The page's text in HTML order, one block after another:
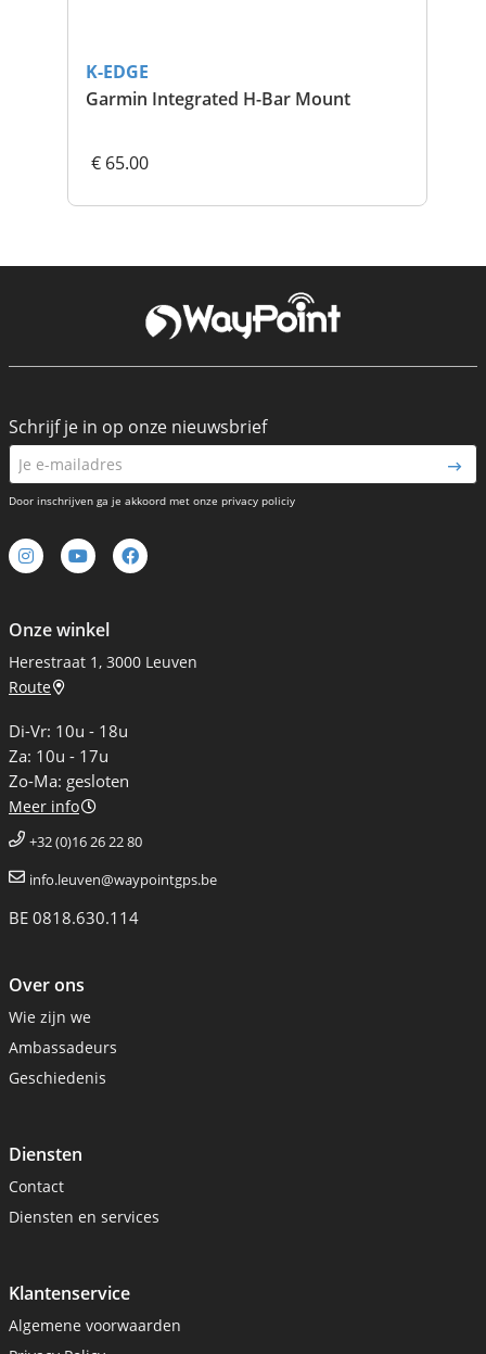
K-EDGE
Garmin Integrated H-Bar Mount
€ 65.00
Onze winkel
Herestraat 1, 3000 Leuven
Route
Di-Vr: 10u - 18u
Za: 10u - 17u
Zo-Ma: gesloten
Meer info
+32 (0)16 26 22 80
info.leuven@waypointgps.be
BE 0818.630.114
Over ons
Wie zijn we
Ambassadeurs
Geschiedenis
Diensten
Contact
Diensten en services
Klantenservice
Algemene voorwaarden
Schrijf je in op onze nieuwsbrief
Door inschrijven ga je akkoord met onze privacy policiy